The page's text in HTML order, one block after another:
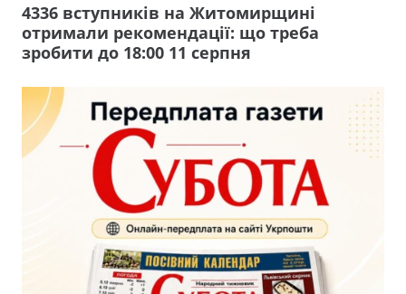
4336 вступників на Житомирщині
отримали рекомендації: що треба
зробити до 18:00 11 серпня